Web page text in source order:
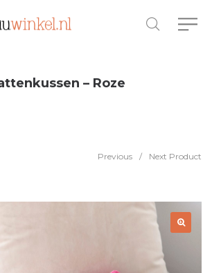
– Roze
Previous / Next Product